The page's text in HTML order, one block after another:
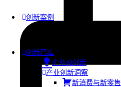
创新案例
创新智库
企业AI创新
产业创新洞察
新消费与新零售